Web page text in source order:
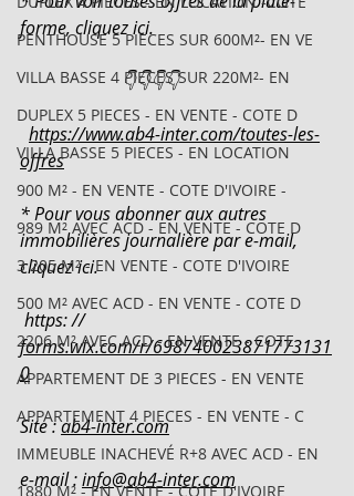
PENTHOUSE 5 PIECES SUR 600M²- EN VE
VILLA BASSE 4 PIECES SUR 220M²- EN
DUPLEX 5 PIECES - EN VENTE - COTE D
VILLA BASSE 5 PIECES - EN LOCATION
900 M² - EN VENTE - COTE D'IVOIRE -
989 M² AVEC ACD - EN VENTE - COTE D
3 205 M² - EN VENTE - COTE D'IVOIRE
500 M² AVEC ACD - EN VENTE - COTE D
2206 M² AVEC ACD - EN VENTE - COTE
APPARTEMENT DE 3 PIECES - EN VENTE
APPARTEMENT 4 PIECES - EN VENTE - C
IMMEUBLE INACHEVÉ R+8 AVEC ACD - EN
1880 M² - EN VENTE - COTE D'IVOIRE
forme, cliquez ici.
👇👇👇👇
https://www.ab4-inter.com/toutes-les-
offres
* Pour vous abonner aux autres
immobilières journalière par e-mail,
cliquez ici.
https: //
forms.wix.com/r/698740023871773131
0
Site : ab4-inter.com
e-mail : info@ab4-inter.com